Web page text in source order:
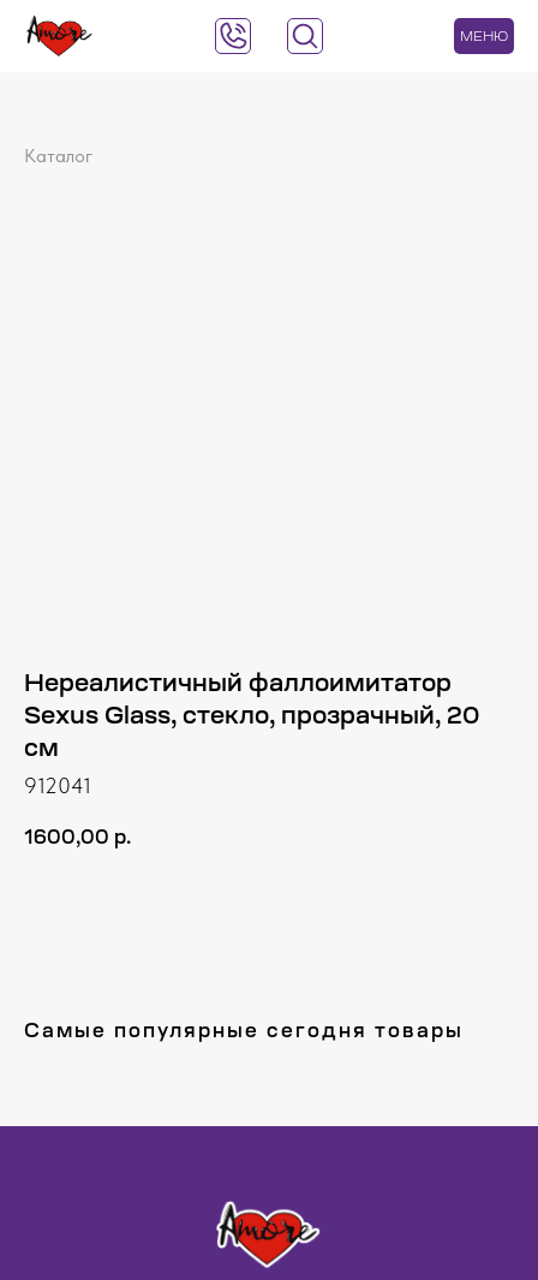
МЕНЮ
Каталог
Нереалистичный фаллоимитатор
Sexus Glass, стекло, прозрачный, 20
см
912041
1600,00 р.
Самые популярные сегодня товары